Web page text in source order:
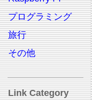
プログラミング
旅行
その他
Link Category